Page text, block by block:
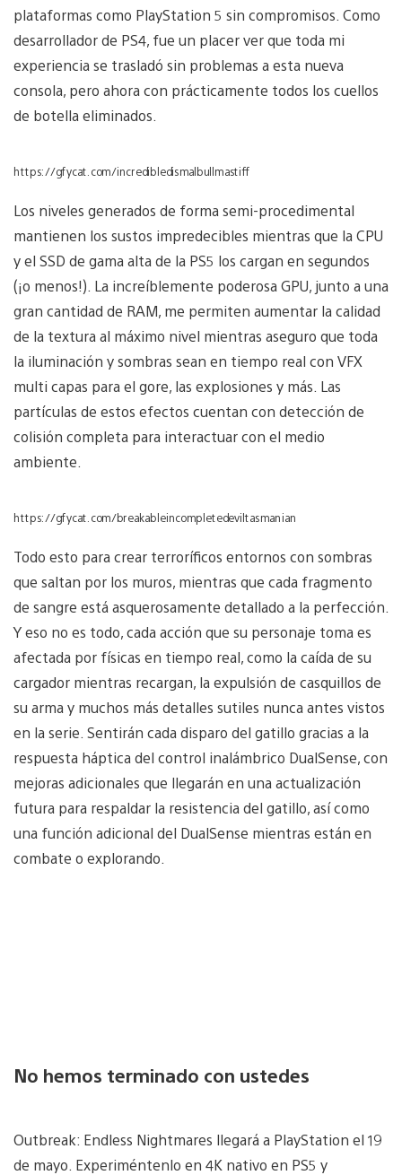
plataformas como PlayStation 5 sin compromisos. Como
desarrollador de PS4, fue un placer ver que toda mi
experiencia se trasladó sin problemas a esta nueva
consola, pero ahora con prácticamente todos los cuellos
de botella eliminados.
https://gfycat.com/incredibledismalbullmastiff
Los niveles generados de forma semi-procedimental
mantienen los sustos impredecibles mientras que la CPU
y el SSD de gama alta de la PS5 los cargan en segundos
(¡o menos!). La increíblemente poderosa GPU, junto a una
gran cantidad de RAM, me permiten aumentar la calidad
de la textura al máximo nivel mientras aseguro que toda
la iluminación y sombras sean en tiempo real con VFX
multi capas para el gore, las explosiones y más. Las
partículas de estos efectos cuentan con detección de
colisión completa para interactuar con el medio
ambiente.
https://gfycat.com/breakableincompletedeviltasmanian
Todo esto para crear terroríficos entornos con sombras
que saltan por los muros, mientras que cada fragmento
de sangre está asquerosamente detallado a la perfección.
Y eso no es todo, cada acción que su personaje toma es
afectada por físicas en tiempo real, como la caída de su
cargador mientras recargan, la expulsión de casquillos de
su arma y muchos más detalles sutiles nunca antes vistos
en la serie. Sentirán cada disparo del gatillo gracias a la
respuesta háptica del control inalámbrico DualSense, con
mejoras adicionales que llegarán en una actualización
futura para respaldar la resistencia del gatillo, así como
una función adicional del DualSense mientras están en
combate o explorando.
No hemos terminado con ustedes
Outbreak: Endless Nightmares llegará a PlayStation el 19
de mayo. Experiméntenlo en 4K nativo en PS5 y